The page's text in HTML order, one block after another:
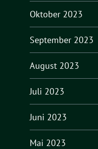
Oktober 2023
September 2023
August 2023
Juli 2023
Juni 2023
Mai 2023